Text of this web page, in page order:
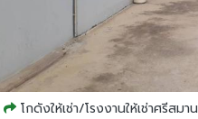
โกดังให้เช่า/โรงงานให้เช่าศรีส